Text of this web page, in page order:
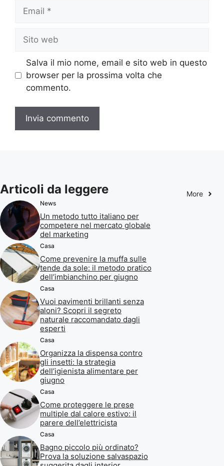
web
Salva il mio nome, email e sito web in questo
browser per la prossima volta che
commento.
Articoli da leggere More
News
Un metodo tutto italiano per
competere nel mercato globale
del marketing
Casa
Come prevenire la muffa sulle
tende da sole: il metodo pratico
dell’imbianchino per giugno
Casa
Vuoi pavimenti brillanti senza
aloni? Scopri il segreto
naturale raccomandato dagli
esperti
Casa
Organizza la dispensa contro
gli insetti: la strategia
dell’igienista alimentare per
giugno
Casa
Come proteggere le prese
multiple dal calore estivo: il
parere dell’elettricista
Casa
Bagno piccolo più ordinato?
Prova la soluzione salvaspazio